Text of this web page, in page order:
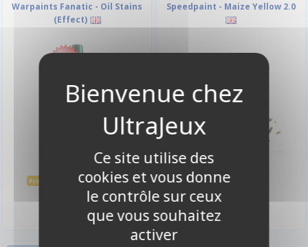
Warpaints Fanatic - Oil Stains
(Effect)
Promo -10% 3,70 € 3,33 €
Disponible
Speedpaint - Maize Yellow 2.0
3,90 €
Ce site utilise des
cookies et vous donne
le contrôle sur ceux
que vous souhaitez
activer